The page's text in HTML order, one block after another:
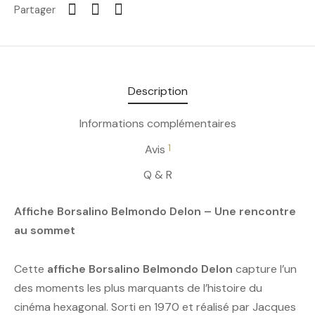
Partager
Description
Informations complémentaires
Avis 1
Q & R
Affiche Borsalino Belmondo Delon – Une rencontre
au sommet
Cette affiche Borsalino Belmondo Delon capture l’un
des moments les plus marquants de l’histoire du
cinéma hexagonal. Sorti en 1970 et réalisé par Jacques